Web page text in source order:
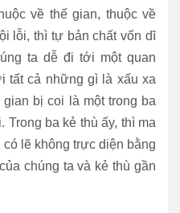
về thế gian, thuộc về
lỗi, thì tự bản chất vốn dĩ
ta dễ đi tới một quan
tất cả những gì là xấu xa
bị coi là một trong ba
Trong ba kẻ thù ấy, thì ma
lẽ không trực diện bằng
chúng ta và kẻ thù gần